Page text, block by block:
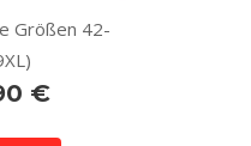
Größen 42-
€